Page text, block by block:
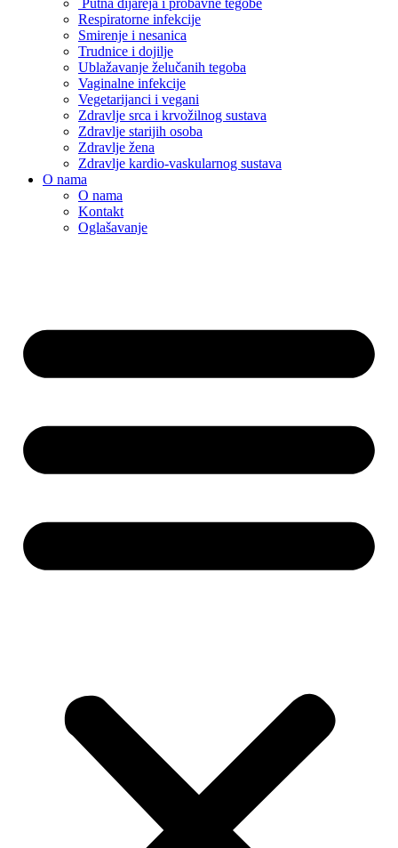
Putna dijareja i probavne tegobe
Respiratorne infekcije
Smirenje i nesanica
Trudnice i dojilje
Ublažavanje želučanih tegoba
Vaginalne infekcije
Vegetarijanci i vegani
Zdravlje srca i krvožilnog sustava
Zdravlje starijih osoba
Zdravlje žena
Zdravlje kardio-vaskularnog sustava
O nama
O nama
Kontakt
Oglašavanje